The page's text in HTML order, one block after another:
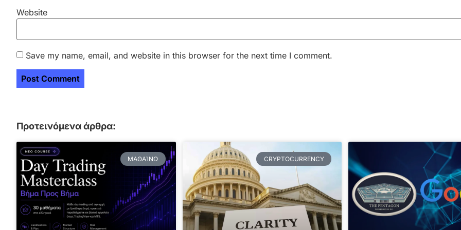
Website
Save my name, email, and website in this browser for the next time I comment.
Προτεινόμενα άρθρα:
ΜΑΘΑΊΝΩ CRYPTOCURRENCY